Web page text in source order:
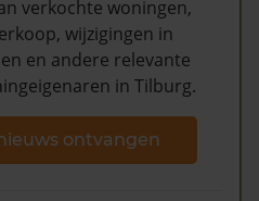
verkochte woningen,
wijzigingen in
en andere relevante
in Tilburg.
ontvangen